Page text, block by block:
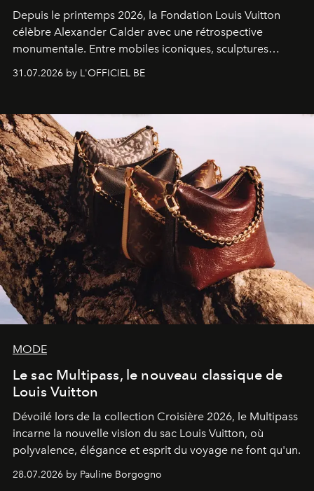
Depuis le printemps 2026, la Fondation Louis Vuitton
célèbre Alexander Calder avec une rétrospective
monumentale. Entre mobiles iconiques, sculptures
monumentales et poésie du mouvement, l'artiste
américain investit les espaces imaginés par Frank Gehry
sculpture.
31.07.2026 by L'OFFICIEL BE
MODE
Le sac Multipass, le nouveau classique de
Louis Vuitton
Dévoilé lors de la collection Croisière 2026, le Multipass
incarne la nouvelle vision du sac Louis Vuitton, où
polyvalence, élégance et esprit du voyage ne font qu'un.
28.07.2026 by Pauline Borgogno